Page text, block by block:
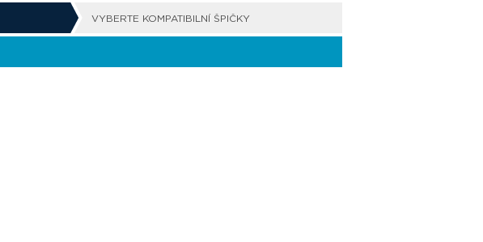
VYBERTE KOMPATIBILNÍ ŠPIČKY